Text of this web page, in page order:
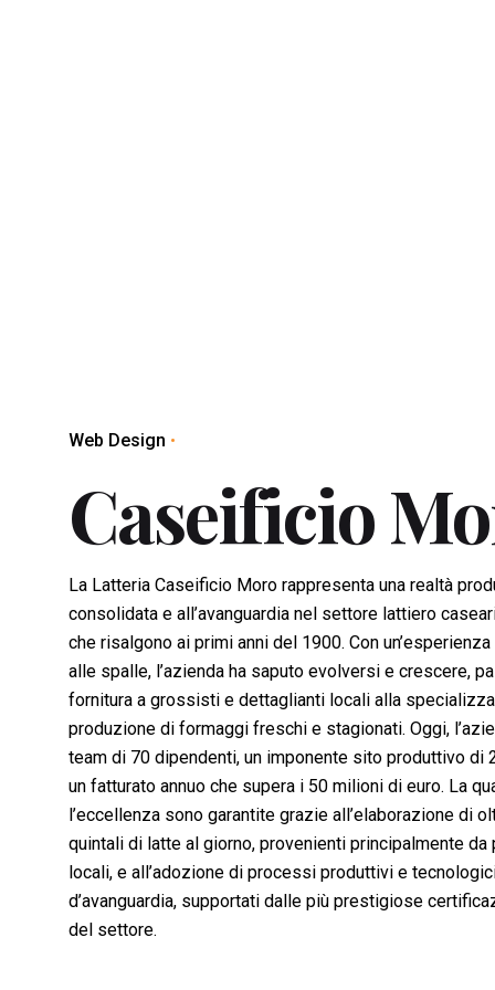
Web Design
Caseificio
La Latteria Caseificio Moro rappresenta una realtà
consolidata e all’avanguardia nel settore lattiero
che risalgono ai primi anni del 1900. Con
alle spalle, l’azienda ha saputo evolversi e crescere,
fornitura a grossisti e dettaglianti locali alla
produzione di formaggi freschi e stagionati. Oggi,
team di 70 dipendenti, un imponente sito produttivo di
un fatturato annuo che supera i 50 milioni di euro. La
l’eccellenza sono garantite grazie all’elaborazione di
quintali di latte al giorno, provenienti principalmente da
locali, e all’adozione di processi produttivi e
d’avanguardia, supportati dalle più prestigiose
del settore.